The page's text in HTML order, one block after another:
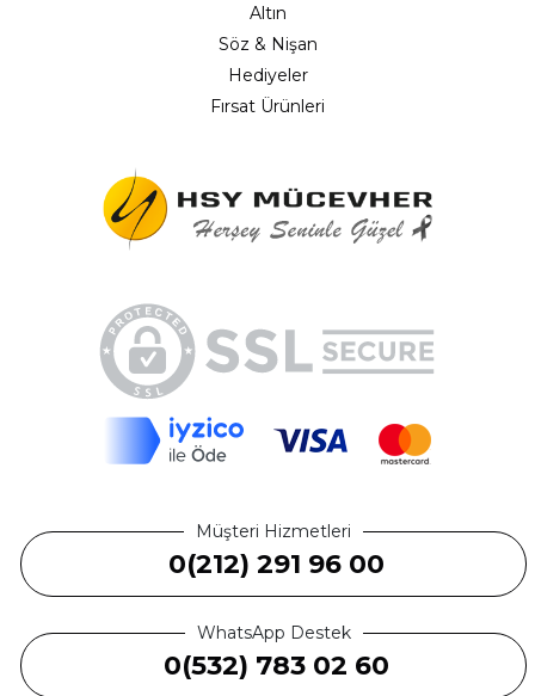
Altın
Söz & Nişan
Hediyeler
Fırsat Ürünleri
Müşteri Hizmetleri
0(212) 291 96 00
WhatsApp Destek
0(532) 783 02 60